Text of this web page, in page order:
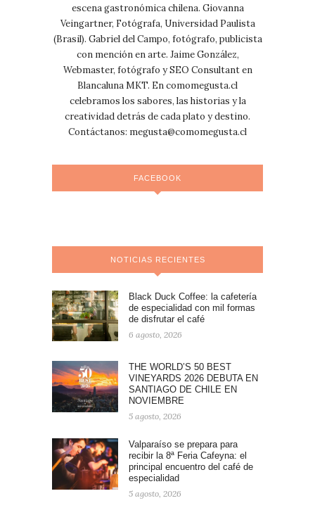
escena gastronómica chilena. Giovanna
Veingartner, Fotógrafa, Universidad Paulista
(Brasil). Gabriel del Campo, fotógrafo, publicista
con mención en arte. Jaime González,
Webmaster, fotógrafo y SEO Consultant en
Blancaluna MKT. En comomegusta.cl
celebramos los sabores, las historias y la
creatividad detrás de cada plato y destino.
Contáctanos: megusta@comomegusta.cl
FACEBOOK
NOTICIAS RECIENTES
Black Duck Coffee: la cafetería
de especialidad con mil formas
de disfrutar el café
6 agosto, 2026
THE WORLD’S 50 BEST
VINEYARDS 2026 DEBUTA EN
SANTIAGO DE CHILE EN
NOVIEMBRE
5 agosto, 2026
Valparaíso se prepara para
recibir la 8ª Feria Cafeyna: el
principal encuentro del café de
especialidad
5 agosto, 2026